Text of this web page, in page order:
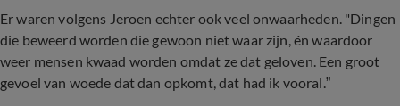
Er waren volgens Jeroen echter ook veel onwaarheden. "Dingen
die beweerd worden die gewoon niet waar zijn, én waardoor
weer mensen kwaad worden omdat ze dat geloven. Een groot
gevoel van woede dat dan opkomt, dat had ik vooral.”